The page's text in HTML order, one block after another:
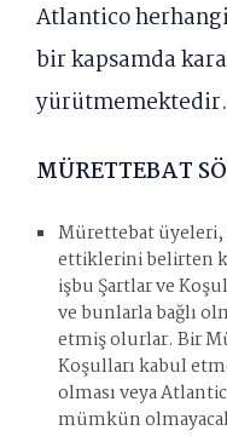
Atlantico
bir kapsamda
yürütmemektedir.
MÜRETTEBAT
Mürettebat üyeleri,
ettiklerini belirten
işbu Şartlar ve
ve bunlarla bağlı
etmiş olurlar. Bir
Koşulları kabul
olması veya
mümkün